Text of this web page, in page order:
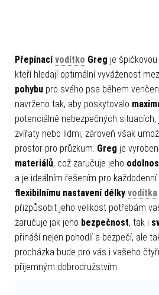
Přepínacívodítko Greg je
kteří hledají optimální vyváženost
pohybu pro svého psa během
navrženo tak, aby poskytovalo
potenciálně nebezpečných
zvířaty nebo lidmi, zároveň však
prostor pro průzkum. Greg je
materiálů, což zaručuje jeho
a je ideálním řešením pro každodenní
flexibilnímu nastavení délky vodítka
přizpůsobit jeho velikost potřebám
zaručuje jak jeho bezpečnost, tak i
přináší nejen pohodlí a bezpečí, ale
procházka bude pro vás i vašeho
příjemným dobrodružstvím.